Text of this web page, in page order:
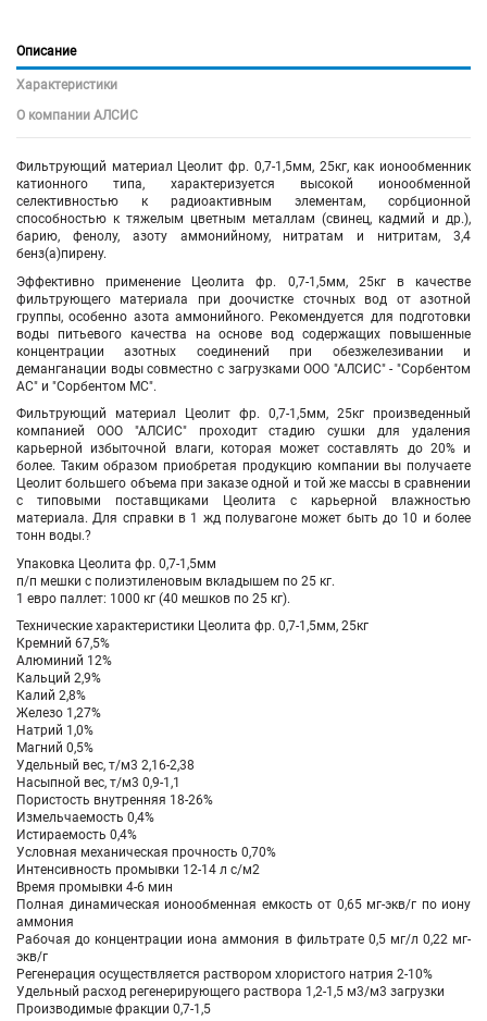
Описание
Характеристики
О компании АЛСИС
Фильтрующий материал Цеолит фр. 0,7-1,5мм, 25кг, как ионообменник
катионного типа, характеризуется высокой ионообменной
селективностью к радиоактивным элементам, сорбционной
способностью к тяжелым цветным металлам (свинец, кадмий и др.),
барию, фенолу, азоту аммонийному, нитратам и нитритам, 3,4
бенз(а)пирену.
Эффективно применение Цеолита фр. 0,7-1,5мм, 25кг в качестве
фильтрующего материала при доочистке сточных вод от азотной
группы, особенно азота аммонийного. Рекомендуется для подготовки
воды питьевого качества на основе вод содержащих повышенные
концентрации азотных соединений при обезжелезивании и
деманганации воды совместно с загрузками ООО "АЛСИС" - "Сорбентом
АС" и "Сорбентом МС".
Фильтрующий материал Цеолит фр. 0,7-1,5мм, 25кг произведенный
компанией ООО "АЛСИС" проходит стадию сушки для удаления
карьерной избыточной влаги, которая может составлять до 20% и
более. Таким образом приобретая продукцию компании вы получаете
Цеолит большего объема при заказе одной и той же массы в сравнении
с типовыми поставщиками Цеолита с карьерной влажностью
материала. Для справки в 1 жд полувагоне может быть до 10 и более
тонн воды.?
Упаковка Цеолита фр. 0,7-1,5мм
п/п мешки с полиэтиленовым вкладышем по 25 кг.
1 евро паллет: 1000 кг (40 мешков по 25 кг).
Технические характеристики Цеолита фр. 0,7-1,5мм, 25кг
Кремний 67,5%
Алюминий 12%
Кальций 2,9%
Калий 2,8%
Железо 1,27%
Натрий 1,0%
Магний 0,5%
Удельный вес, т/м3 2,16-2,38
Насыпной вес, т/м3 0,9-1,1
Пористость внутренняя 18-26%
Измельчаемость 0,4%
Истираемость 0,4%
Условная механическая прочность 0,70%
Интенсивность промывки 12-14 л с/м2
Время промывки 4-6 мин
Полная динамическая ионообменная емкость от 0,65 мг-экв/г по иону
аммония
Рабочая до концентрации иона аммония в фильтрате 0,5 мг/л 0,22 мг-
экв/г
Регенерация осуществляется раствором хлористого натрия 2-10%
Удельный расход регенерирующего раствора 1,2-1,5 м3/м3 загрузки
Производимые фракции 0,7-1,5